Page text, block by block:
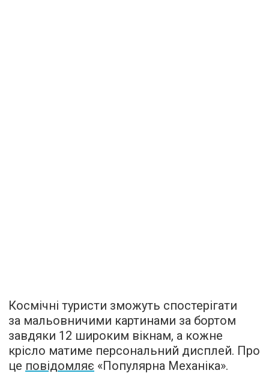
Космічні туристи зможуть спостерігати
за мальовничими картинами за бортом
завдяки 12 широким вікнам, а кожне
крісло матиме персональний дисплей. Про
це повідомляє «Популярна Механіка».